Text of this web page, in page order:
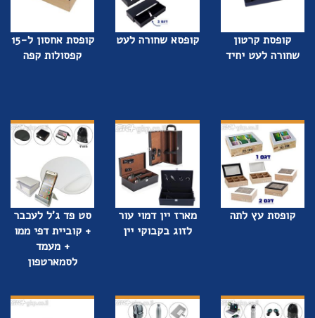
קופסת קרטון
שחורה לעט יחיד
קופסא שחורה לעט
קופסת אחסון ל-15
קפסולות קפה
קופסת עץ לתה
מארז יין דמוי עור
לזוג בקבוקי יין
סט פד ג'ל לעכבר
+ קוביית דפי ממו
+ מעמד
לסמארטפון